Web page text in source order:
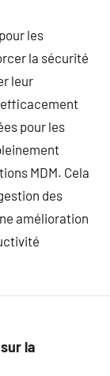
les
la sécurité
leur
pour les
MDM. Cela
des
amélioration
la